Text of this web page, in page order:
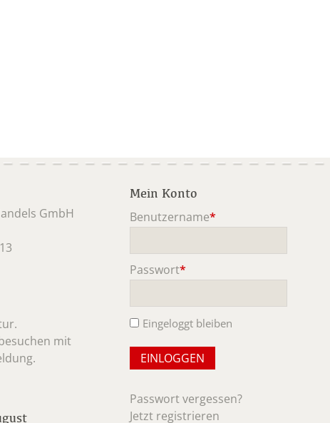
GmbH
mit
Mein Konto
Benutzername*
Passwort*
Eingeloggt bleiben
Passwort vergessen?
Jetzt registrieren